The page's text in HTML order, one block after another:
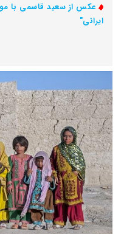
عکس از سعید قاسمی با
ایرانی"